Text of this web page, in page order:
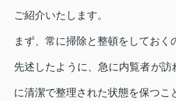
ご紹介いたします。
まず、常に掃除と整頓をしておく
先述したように、急に内覧者が訪
に清潔で整理された状態を保つこ